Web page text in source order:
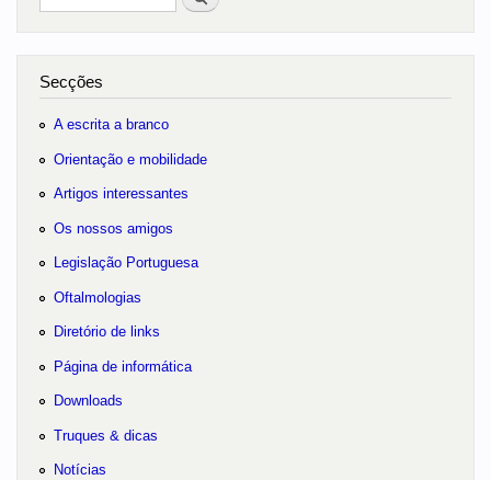
Secções
A escrita a branco
Orientação e mobilidade
Artigos interessantes
Os nossos amigos
Legislação Portuguesa
Oftalmologias
Diretório de links
Página de informática
Downloads
Truques & dicas
Notícias